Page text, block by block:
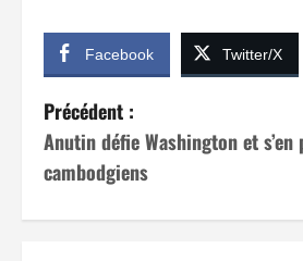
Facebook Twitter/X
N
a
v
Précédent :
Anutin défie Washington et
cambodgiens